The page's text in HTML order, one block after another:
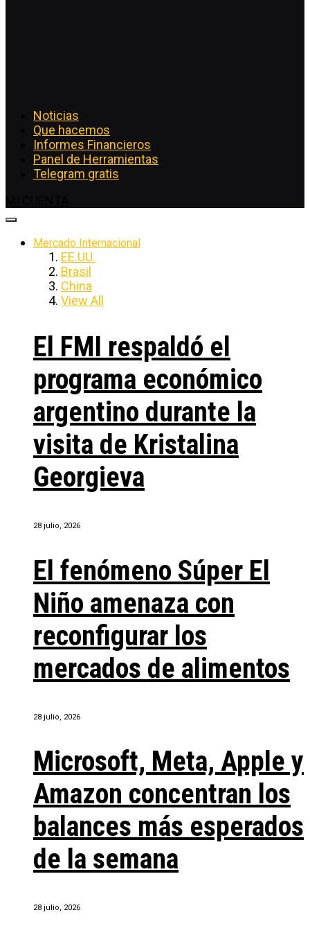
Noticias
Que hacemos
Informes Financieros
Panel de Herramientas
Telegram gratis
Mercado Internacional
EE.UU.
Brasil
China
View All
El FMI respaldó el
programa económico
argentino durante la
visita de Kristalina
Georgieva
28 julio, 2026
El fenómeno Súper El
Niño amenaza con
reconfigurar los
mercados de alimentos
28 julio, 2026
Microsoft, Meta, Apple y
Amazon concentran los
balances más esperados
de la semana
28 julio, 2026